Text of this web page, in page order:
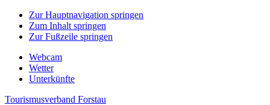
Zur Hauptnavigation springen
Zum Inhalt springen
Zur Fußzeile springen
Webcam
Wetter
Unterkünfte
Tourismusverband Forstau